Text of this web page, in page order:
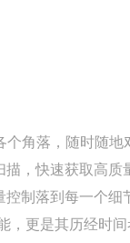
角落，随时随
描，快速获取高
制落到每一个细
，更是其历经时